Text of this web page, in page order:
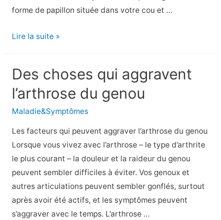
forme de papillon située dans votre cou et …
7
à
l’hypothyroïdie
à
votre
régime
alimentaire
Lire la suite »
Des choses qui aggravent
l’arthrose du genou
Maladie&Symptômes
Les facteurs qui peuvent aggraver l’arthrose du genou
Lorsque vous vivez avec l’arthrose – le type d’arthrite
le plus courant – la douleur et la raideur du genou
peuvent sembler difficiles à éviter. Vos genoux et
autres articulations peuvent sembler gonflés, surtout
après avoir été actifs, et les symptômes peuvent
s’aggraver avec le temps. L’arthrose …